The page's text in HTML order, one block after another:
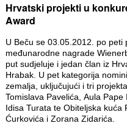
Hrvatski projekti u
Award
U Beču se 03.05.2012. po
međunarodne nagrade
put sudjeluje i jedan član iz
Hrabak. U pet kategorija
zemalja, uključujući i tri
Tomislava Pavelića, Aula
Idisa Turata te Obiteljska kuća
Ćurkovića i Zorana Zidarića.